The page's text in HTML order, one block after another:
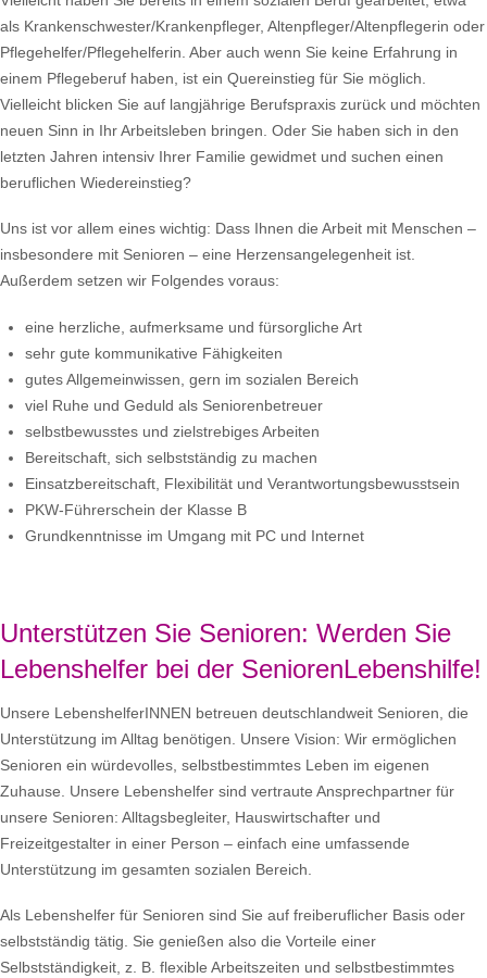
als Krankenschwester/Krankenpfleger, Altenpfleger/Altenpflegerin oder
Pflegehelfer/Pflegehelferin. Aber auch wenn Sie keine Erfahrung in
einem Pflegeberuf haben, ist ein Quereinstieg für Sie möglich.
Vielleicht blicken Sie auf langjährige Berufspraxis zurück und möchten
neuen Sinn in Ihr Arbeitsleben bringen. Oder Sie haben sich in den
letzten Jahren intensiv Ihrer Familie gewidmet und suchen einen
beruflichen Wiedereinstieg?
Uns ist vor allem eines wichtig: Dass Ihnen die Arbeit mit Menschen –
insbesondere mit Senioren – eine Herzensangelegenheit ist.
Außerdem setzen wir Folgendes voraus:
eine herzliche, aufmerksame und fürsorgliche Art
sehr gute kommunikative Fähigkeiten
gutes Allgemeinwissen, gern im sozialen Bereich
viel Ruhe und Geduld als Seniorenbetreuer
selbstbewusstes und zielstrebiges Arbeiten
Bereitschaft, sich selbstständig zu machen
Einsatzbereitschaft, Flexibilität und Verantwortungsbewusstsein
PKW-Führerschein der Klasse B
Grundkenntnisse im Umgang mit PC und Internet
Unterstützen Sie Senioren: Werden Sie
Lebenshelfer bei der SeniorenLebenshilfe!
Unsere LebenshelferINNEN betreuen deutschlandweit Senioren, die
Unterstützung im Alltag benötigen. Unsere Vision: Wir ermöglichen
Senioren ein würdevolles, selbstbestimmtes Leben im eigenen
Zuhause. Unsere Lebenshelfer sind vertraute Ansprechpartner für
unsere Senioren: Alltagsbegleiter, Hauswirtschafter und
Freizeitgestalter in einer Person – einfach eine umfassende
Unterstützung im gesamten sozialen Bereich.
Als Lebenshelfer für Senioren sind Sie auf freiberuflicher Basis oder
selbstständig tätig. Sie genießen also die Vorteile einer
Selbstständigkeit, z. B. flexible Arbeitszeiten und selbstbestimmtes